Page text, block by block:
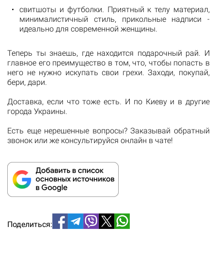
свитшоты и футболки. Приятный к телу материал,
минималистичный стиль, прикольные надписи -
идеально для современной женщины.
Теперь ты знаешь, где находится подарочный рай. И
главное его преимущество в том, что, чтобы попасть в
него не нужно искупать свои грехи. Заходи, покупай,
бери, дари.
Доставка, если что тоже есть. И по Киеву и в другие
города Украины.
Есть еще нерешенные вопросы? Заказывай обратный
звонок или же консультируйся онлайн в чате!
Поделиться: